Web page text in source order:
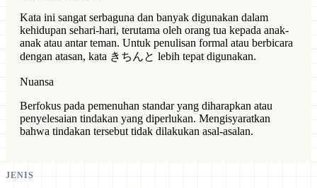
Kata ini sangat serbaguna dan banyak digunakan dalam
kehidupan sehari-hari, terutama oleh orang tua kepada anak-
anak atau antar teman. Untuk penulisan formal atau berbicara
dengan atasan, kata きちんと lebih tepat digunakan.
Nuansa
Berfokus pada pemenuhan standar yang diharapkan atau
penyelesaian tindakan yang diperlukan. Mengisyaratkan
bahwa tindakan tersebut tidak dilakukan asal-asalan.
JENIS